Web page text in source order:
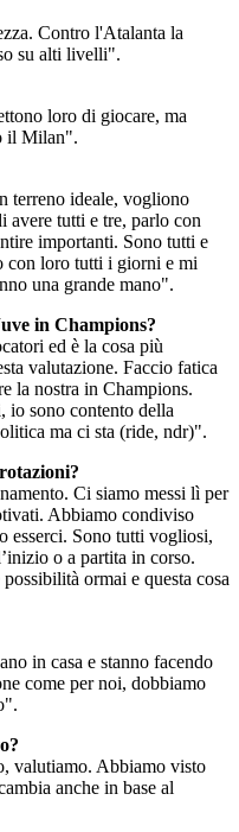
Contro l'Atalanta la
su alti livelli".
loro di giocare, ma
il Milan".
terreno ideale, vogliono
avere tutti e tre, parlo con
importanti. Sono tutti e
con loro tutti i giorni e mi
una grande mano".
in Champions?
ed è la cosa più
valutazione. Faccio fatica
la nostra in Champions.
io sono contento della
ma ci sta (ride, ndr)".
Ci siamo messi lì per
Abbiamo condiviso
esserci. Sono tutti vogliosi,
o a partita in corso.
ormai e questa cosa
in casa e stanno facendo
come per noi, dobbiamo
valutiamo. Abbiamo visto
anche in base al